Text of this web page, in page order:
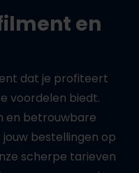
en
dat je profiteert
voordelen biedt.
en betrouwbare
bestellingen op
scherpe tarieven